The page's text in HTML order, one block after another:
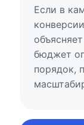
Если в
бюджет
порядок,